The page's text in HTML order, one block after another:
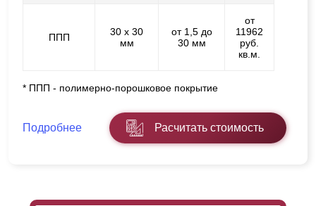
ППП
30 х 30
мм
от 1,5 до
30 мм
от
11962
руб.
кв.м.
* ППП - полимерно-порошковое покрытие
Подробнее Расчитать стоимость